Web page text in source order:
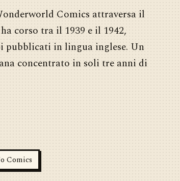
Comics attraversa il
corso tra il 1939 e il 1942,
pubblicati in lingua inglese. Un
concentrato in soli tre anni di
Comics